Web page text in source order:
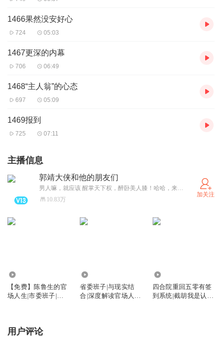
1466果然没安好心
724 05:03
1467更深的内幕
706 06:49
1468“主人翁”的心态
697 05:09
1469报到
725 07:11
主播信息
郭靖大侠和他的朋友们
男人嘛，就应该 醒掌天下权，醉卧美人膝！哈哈，来吧，与郭大侠一起，仗剑走天涯！畅游有声世界！ 原创《省委班子解读》火热更新中
10.83万
加关注
【免费】陈鲁生的官
场人生|市委班子|市
省委班子|与现实结
合|深度解读官场人情
四合院重回五零有签
到系统|截胡我是认真
用户评论